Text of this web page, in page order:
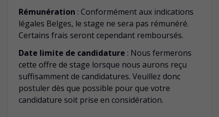
Rémunération : Conformément aux indications
légales Belges, le stage ne sera pas rémunéré.
Certains frais seront cependant remboursés.
Date limite de candidature : Nous fermerons
cette offre de stage lorsque nous aurons reçu
suffisamment de candidatures. Veuillez donc
postuler dès que possible pour que votre
candidature soit prise en considération.